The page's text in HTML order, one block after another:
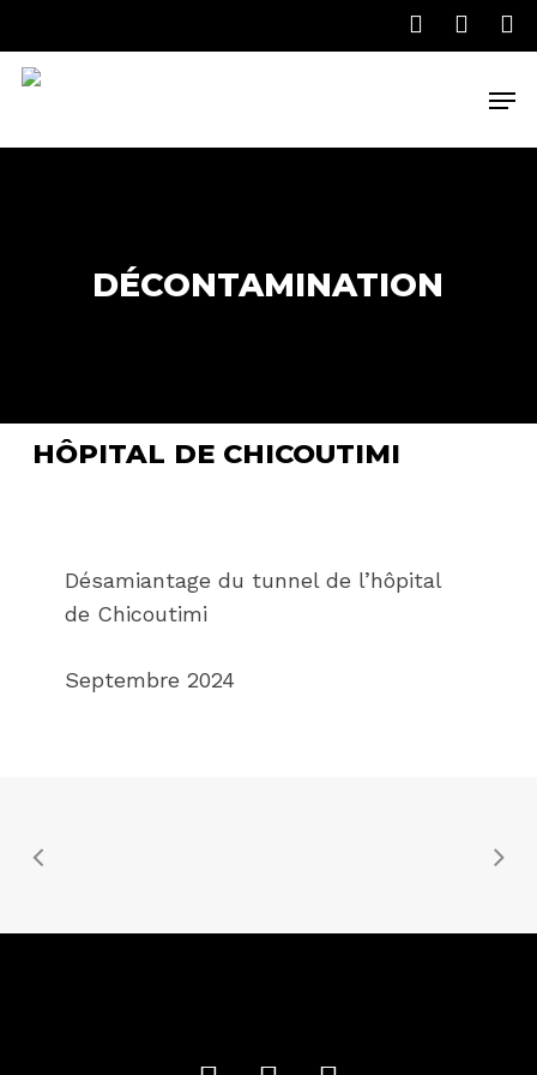
to
main
DÉCONTAMINATION
HÔPITAL DE CHICOUTIMI
Désamiantage du tunnel de l’hôpital
de Chicoutimi
Septembre 2024